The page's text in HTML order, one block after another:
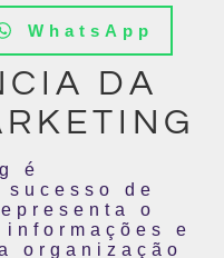
WhatsApp
DA
é
de
o
e
organização